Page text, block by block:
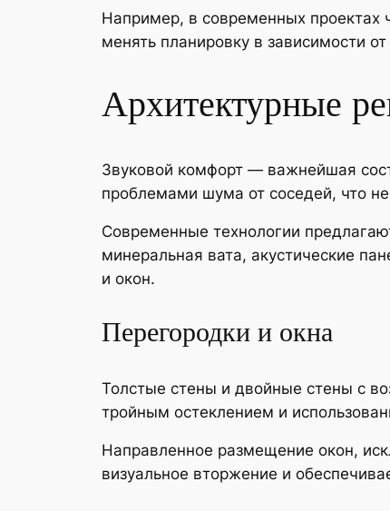
Например, в современных проектах
менять планировку в зависимости
Архитектурные
Звуковой комфорт — важнейшая
проблемами шума от соседей, что
Современные технологии
минеральная вата, акустические
и окон.
Перегородки и окна
Толстые стены и двойные стены с
тройным остеклением и
Направленное размещение окон,
визуальное вторжение и